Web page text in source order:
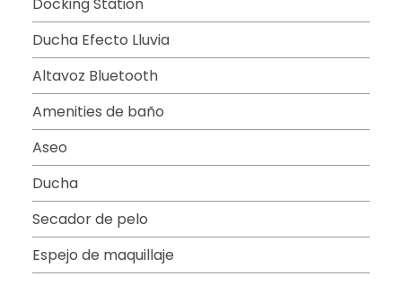
Docking Station
Ducha Efecto Lluvia
Altavoz Bluetooth
Amenities de baño
Aseo
Ducha
Secador de pelo
Espejo de maquillaje